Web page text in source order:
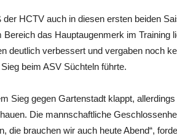
HCTV auch in diesen ersten beiden
das Hauptaugenmerk im Training
deutlich verbessert und vergaben noch
beim ASV Süchteln führte.
Sieg gegen Gartenstadt klappt,
Die mannschaftliche
die brauchen wir auch heute Abend“,